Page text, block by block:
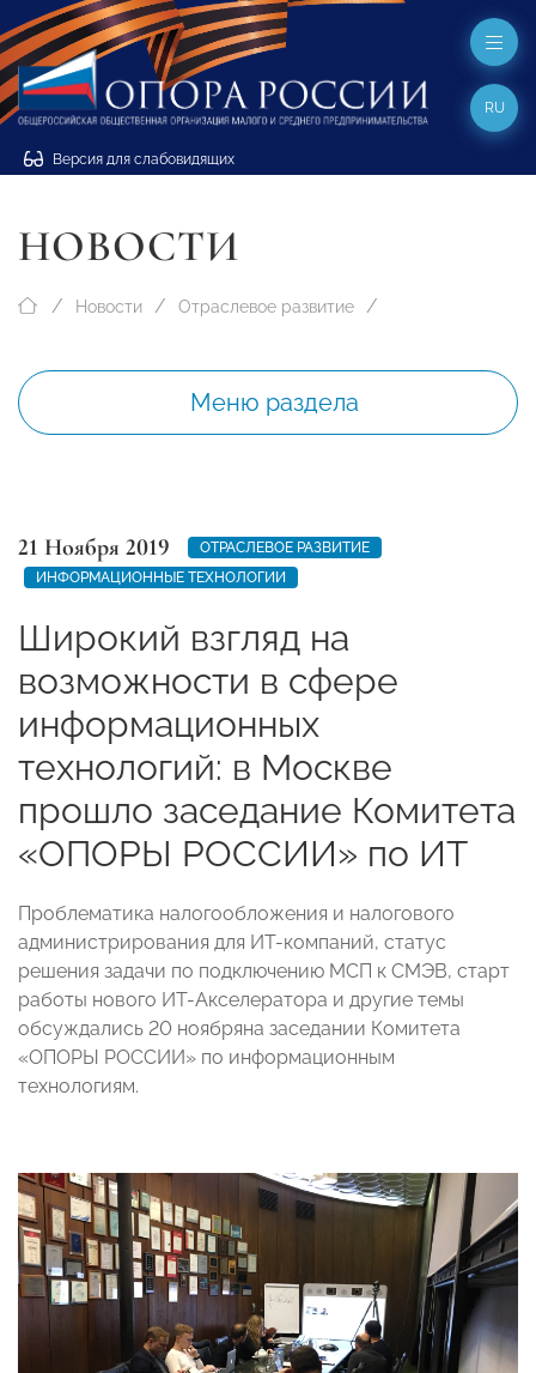
Версия для слабовидящих
RU
НОВОСТИ
Новости Отраслевое развитие
Меню раздела
21 Ноября 2019
ОТРАСЛЕВОЕ РАЗВИТИЕ
ИНФОРМАЦИОННЫЕ ТЕХНОЛОГИИ
Широкий взгляд на
возможности в сфере
информационных
технологий: в Москве
прошло заседание Комитета
«ОПОРЫ РОССИИ» по ИТ
Проблематика налогообложения и налогового
администрирования для ИТ-компаний, статус
решения задачи по подключению МСП к СМЭВ, старт
работы нового ИТ-Акселератора и другие темы
обсуждались 20 ноябряна заседании Комитета
«ОПОРЫ РОССИИ» по информационным
технологиям.